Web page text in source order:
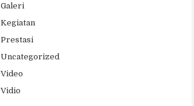
Galeri
Kegiatan
Prestasi
Uncategorized
Video
Vidio